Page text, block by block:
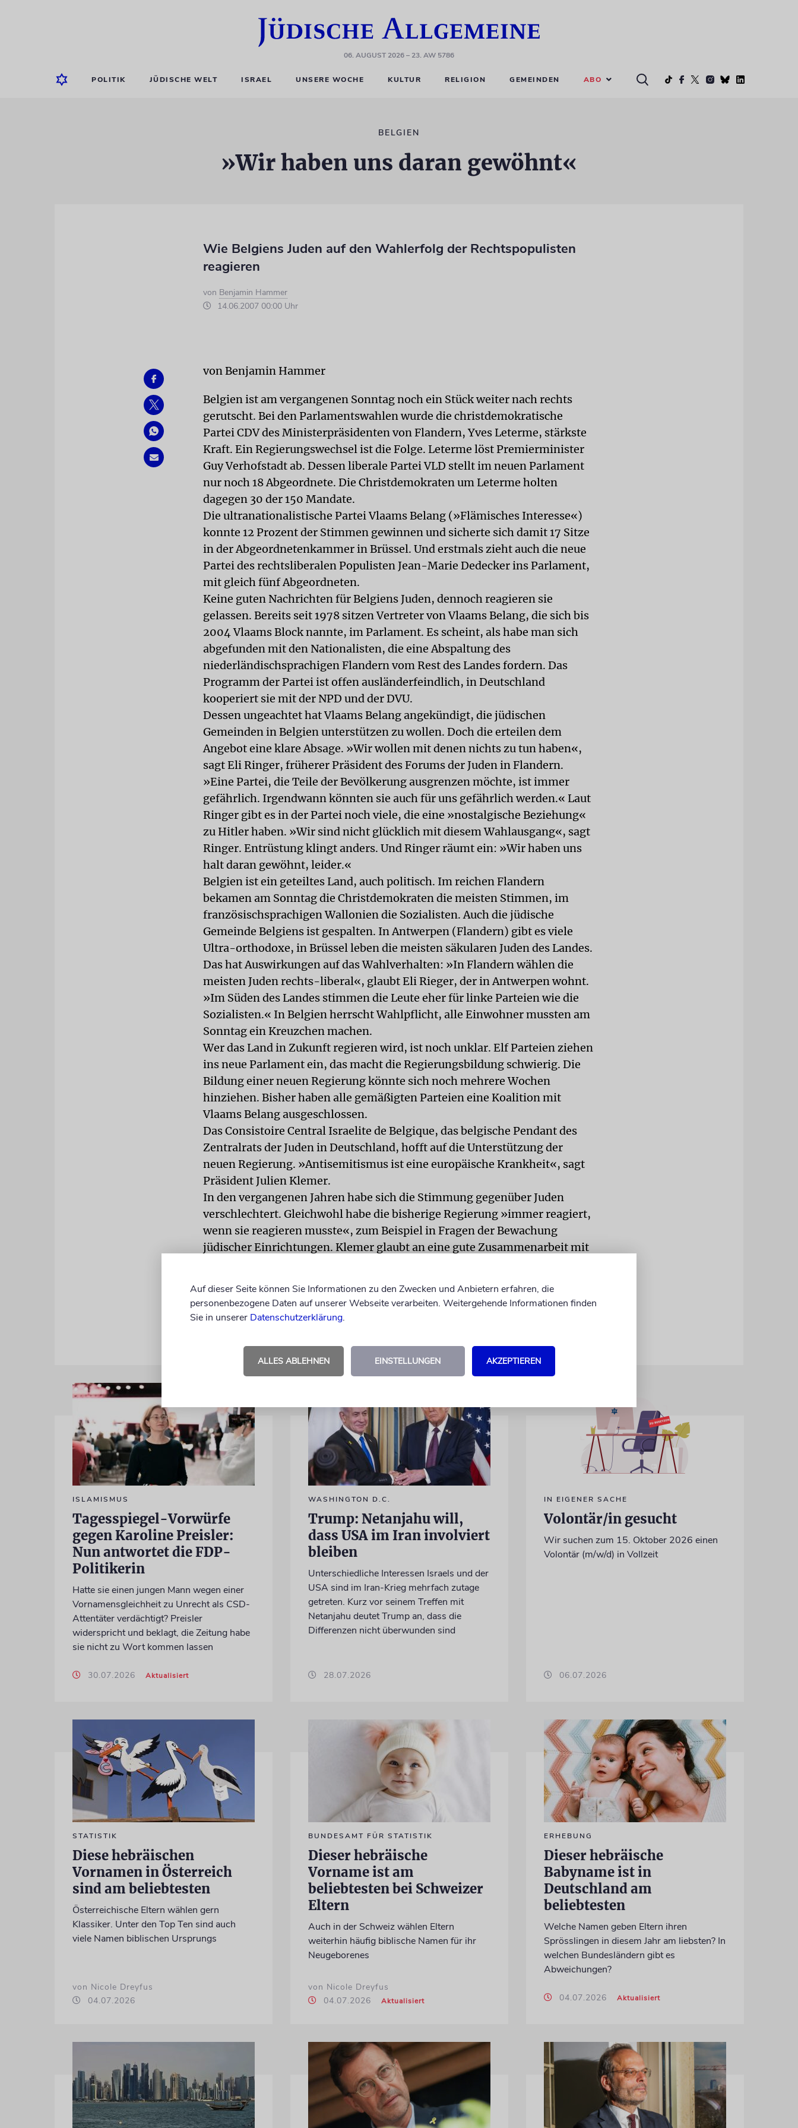
06. AUGUST 2026– 23. AW 5786
POLITIK JÜDISCHE WELT ISRAEL UNSERE WOCHE KULTUR RELIGION GEMEINDEN ABO
BELGIEN
»Wir haben uns daran gewöhnt«
Wie Belgiens Juden auf den Wahlerfolg der Rechtspopulisten
reagieren
von Benjamin Hammer
14.06.2007 00:00 Uhr
von Benjamin Hammer
Belgien ist am vergangenen Sonntag noch ein Stück weiter nach rechts
gerutscht. Bei den Parlamentswahlen wurde die christdemokratische
Partei CDV des Ministerpräsidenten von Flandern, Yves Leterme, stärkste
Kraft. Ein Regierungswechsel ist die Folge. Leterme löst Premierminister
Guy Verhofstadt ab. Dessen liberale Partei VLD stellt im neuen Parlament
nur noch 18 Abgeordnete. Die Christdemokraten um Leterme holten
dagegen 30 der 150 Mandate.
Die ultranationalistische Partei Vlaams Belang (»Flämisches Interesse«)
konnte 12 Prozent der Stimmen gewinnen und sicherte sich damit 17 Sitze
in der Abgeordnetenkammer in Brüssel. Und erstmals zieht auch die neue
Partei des rechtsliberalen Populisten Jean-Marie Dedecker ins Parlament,
mit gleich fünf Abgeordneten.
Keine guten Nachrichten für Belgiens Juden, dennoch reagieren sie
gelassen. Bereits seit 1978 sitzen Vertreter von Vlaams Belang, die sich bis
2004 Vlaams Block nannte, im Parlament. Es scheint, als habe man sich
abgefunden mit den Nationalisten, die eine Abspaltung des
niederländischsprachigen Flandern vom Rest des Landes fordern. Das
Programm der Partei ist offen ausländerfeindlich, in Deutschland
kooperiert sie mit der NPD und der DVU.
Dessen ungeachtet hat Vlaams Belang angekündigt, die jüdischen
Gemeinden in Belgien unterstützen zu wollen. Doch die erteilen dem
Angebot eine klare Absage. »Wir wollen mit denen nichts zu tun haben«,
sagt Eli Ringer, früherer Präsident des Forums der Juden in Flandern.
»Eine Partei, die Teile der Bevölkerung ausgrenzen möchte, ist immer
gefährlich. Irgendwann könnten sie auch für uns gefährlich werden.« Laut
Ringer gibt es in der Partei noch viele, die eine »nostalgische Beziehung«
zu Hitler haben. »Wir sind nicht glücklich mit diesem Wahlausgang«, sagt
Ringer. Entrüstung klingt anders. Und Ringer räumt ein: »Wir haben uns
halt daran gewöhnt, leider.«
Belgien ist ein geteiltes Land, auch politisch. Im reichen Flandern
bekamen am Sonntag die Christdemokraten die meisten Stimmen, im
französischsprachigen Wallonien die Sozialisten. Auch die jüdische
Gemeinde Belgiens ist gespalten. In Antwerpen (Flandern) gibt es viele
Ultra-orthodoxe, in Brüssel leben die meisten säkularen Juden des Landes.
Das hat Auswirkungen auf das Wahlverhalten: »In Flandern wählen die
meisten Juden rechts-liberal«, glaubt Eli Rieger, der in Antwerpen wohnt.
»Im Süden des Landes stimmen die Leute eher für linke Parteien wie die
Sozialisten.« In Belgien herrscht Wahlpflicht, alle Einwohner mussten am
Sonntag ein Kreuzchen machen.
Wer das Land in Zukunft regieren wird, ist noch unklar. Elf Parteien ziehen
ins neue Parlament ein, das macht die Regierungsbildung schwierig. Die
Bildung einer neuen Regierung könnte sich noch mehrere Wochen
hinziehen. Bisher haben alle gemäßigten Parteien eine Koalition mit
Vlaams Belang ausgeschlossen.
Das Consistoire Central Israelite de Belgique, das belgische Pendant des
Zentralrats der Juden in Deutschland, hofft auf die Unterstützung der
neuen Regierung. »Antisemitismus ist eine europäische Krankheit«, sagt
Präsident Julien Klemer.
In den vergangenen Jahren habe sich die Stimmung gegenüber Juden
verschlechtert. Gleichwohl habe die bisherige Regierung »immer reagiert,
wenn sie reagieren musste«, zum Beispiel in Fragen der Bewachung
jüdischer Einrichtungen. Klemer glaubt an eine gute Zusammenarbeit mit
Gespräch.«
ISLAMISMUS
Tagesspiegel-Vorwürfe
gegen Karoline Preisler:
Nun antwortet die FDP-
Politikerin
Hatte sie einen jungen Mann wegen einer
Vornamensgleichheit zu Unrecht als CSD-
Attentäter verdächtigt? Preisler
widerspricht und beklagt, die Zeitung habe
sie nicht zu Wort kommen lassen
30.07.2026 Aktualisiert
WASHINGTON D.C.
Trump: Netanjahu will,
dass USA im Iran involviert
bleiben
Unterschiedliche Interessen Israels und der
USA sind im Iran-Krieg mehrfach zutage
getreten. Kurz vor seinem Treffen mit
Netanjahu deutet Trump an, dass die
Differenzen nicht überwunden sind
28.07.2026
IN EIGENER SACHE
Volontär/in gesucht
Wir suchen zum 15. Oktober 2026 einen
Volontär (m/w/d) in Vollzeit
06.07.2026
STATISTIK
Diese hebräischen
Vornamen in Österreich
sind am beliebtesten
Österreichische Eltern wählen gern
Klassiker. Unter den Top Ten sind auch
viele Namen biblischen Ursprungs
von Nicole Dreyfus
04.07.2026
BUNDESAMT FÜR STATISTIK
Dieser hebräische
Vorname ist am
beliebtesten bei Schweizer
Eltern
Auch in der Schweiz wählen Eltern
weiterhin häufig biblische Namen für ihr
Neugeborenes
von Nicole Dreyfus
04.07.2026
Aktualisiert
ERHEBUNG
Dieser hebräische
Babyname ist in
Deutschland am
beliebtesten
Welche Namen geben Eltern ihren
Sprösslingen in diesem Jahr am liebsten? In
welchen Bundesländern gibt es
Abweichungen?
04.07.2026 Aktualisiert
Auf dieser Seite können Sie Informationen zu den Zwecken und Anbietern erfahren, die
personenbezogene Daten auf unserer Webseite verarbeiten. Weitergehende Informationen finden
Sie in unserer Datenschutzerklärung.
ALLES ABLEHNEN EINSTELLUNGEN AKZEPTIEREN